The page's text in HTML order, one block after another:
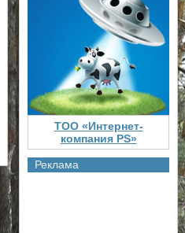
ТОО «Интернет-
компания PS»
Реклама